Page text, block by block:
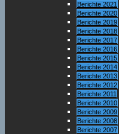
Berichte 2021
Berichte 2020
Berichte 2019
Berichte 2018
Berichte 2017
Berichte 2016
Berichte 2015
Berichte 2014
Berichte 2013
Berichte 2012
Berichte 2011
Berichte 2010
Berichte 2009
Berichte 2008
Berichte 2007